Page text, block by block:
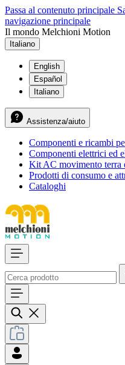
Passa al contenuto principale
navigazione principale
Il mondo Melchioni Motion
Italiano
English
Español
Italiano
Assistenza/aiuto
Componenti e ricambi
Componenti elettrici ed
Kit AC movimento terra
Prodotti di consumo e
Cataloghi